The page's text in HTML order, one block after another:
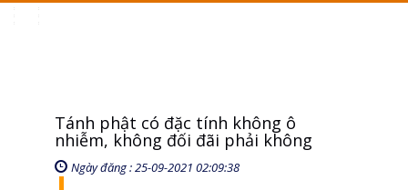
Tánh phật có đặc tính không ô
nhiễm, không đối đãi phải không
Ngày đăng : 25-09-2021 02:09:38